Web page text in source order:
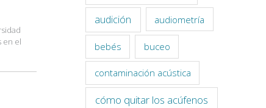
en el
audición audiometría
bebés buceo
contaminación acústica
cómo quitar los acúfenos